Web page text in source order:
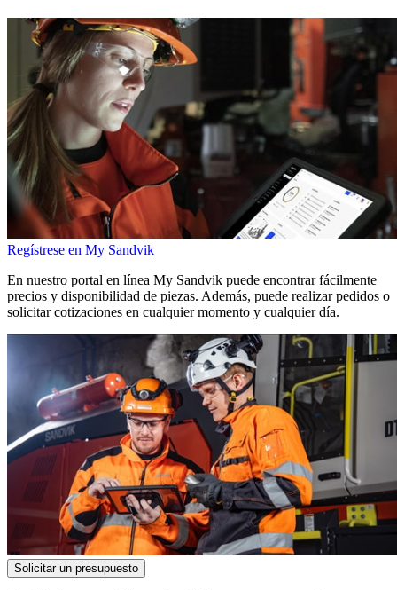
Regístrese en My Sandvik
En nuestro portal en línea My Sandvik puede encontrar fácilmente
precios y disponibilidad de piezas. Además, puede realizar pedidos o
solicitar cotizaciones en cualquier momento y cualquier día.
Solicitar un presupuesto